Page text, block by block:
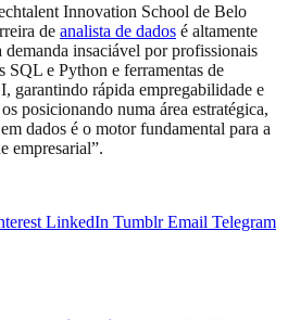
Innovation School de Belo
de analista de dados é altamente
demanda insaciável por profissionais
SQL e Python e ferramentas de
garantindo rápida empregabilidade e
posicionando numa área estratégica,
dados é o motor fundamental para a
empresarial”.
LinkedIn Tumblr Email Telegram